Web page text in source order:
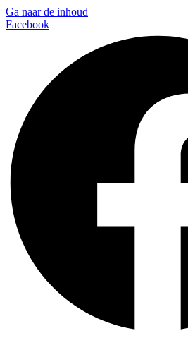
Ga naar de inhoud
Facebook